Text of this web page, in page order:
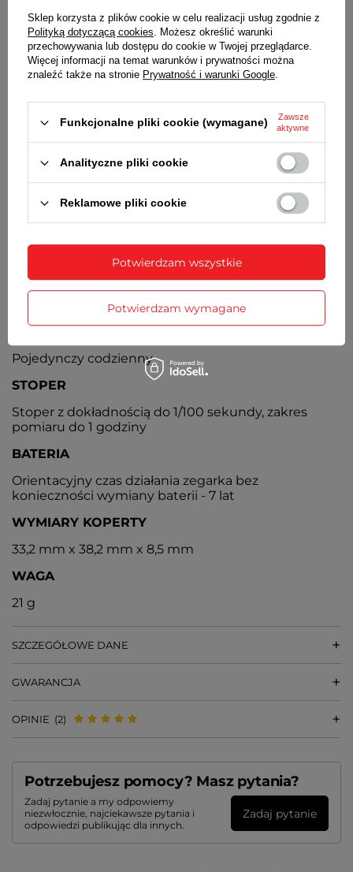
KOPERTA
Srebrna z tworzywa sztucznego, stalowy dekielek
Transparentny bezbarwny z tworzywa sztucznego.
Biała sprzączka
ZAPIĘCIE
Klasyczne na sprzączkę
WYŚWIETLANIE GODZINY
godzinnym
KALENDARZ
Pojedynczy codzienny
STOPER
Stoper z dokładnością do 1/100 sekundy, zakres
pomiaru do 1 godziny
BATERIA
Orientacyjny czas działania zegarka bez
konieczności wymiany baterii - 7 lat
WYMIARY KOPERTY
33,2 mm x 38,2 mm x 8,5 mm
WAGA
21 g
SZCZEGÓŁOWE DANE
GWARANCJA
OPINIE (2)
Potrzebujesz pomocy? Masz pytania?
Zadaj pytanie a my odpowiemy
niezwłocznie, najciekawsze pytania i
odpowiedzi publikując dla innych.
Zadaj pytanie
Sklep korzysta z plików cookie w celu realizacji usług zgodnie z
Polityką dotyczącą cookies. Możesz określić warunki
przechowywania lub dostępu do cookie w Twojej przeglądarce.
Więcej informacji na temat warunków i prywatności można
znaleźć także na stronie Prywatność i warunki Google.
Funkcjonalne pliki cookie (wymagane)
Zawsze
aktywne
Analityczne pliki cookie
Reklamowe pliki cookie
Potwierdzam wymagane
Potwierdzam wszystkie